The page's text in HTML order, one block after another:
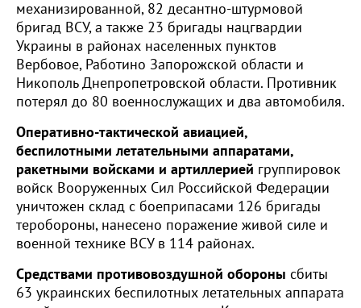
механизированной, 82 десантно-штурмовой
бригад ВСУ, а также 23 бригады нацгвардии
Украины в районах населенных пунктов
Вербовое, Работино Запорожской области и
Никополь Днепропетровской области. Противник
потерял до 80 военнослужащих и два автомобиля.
Оперативно-тактической авиацией,
беспилотными летательными аппаратами,
ракетными войсками и артиллерией группировок
войск Вооруженных Сил Российской Федерации
уничтожен склад с боеприпасами 126 бригады
теробороны, нанесено поражение живой силе и
военной технике ВСУ в 114 районах.
Средствами противовоздушной обороны сбиты
63 украинских беспилотных летательных аппарата